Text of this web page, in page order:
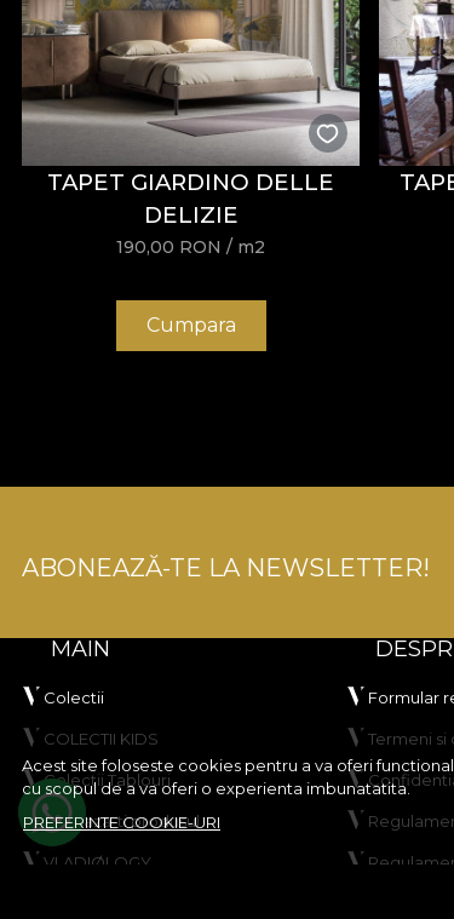
TAPET GIARDINO DELLE
DELIZIE
190,00 RON / m2
Cumpara
Acest site foloseste cookies pentru a va oferi
cu scopul de a va oferi o experienta imbunatatita.
PREFERINTE COOKIE-URI
ABONEAZĂ-TE LA NEWSLETTER!
MAIN
Colectii
COLECTII KIDS
Colectii Tablouri
Creeaza-ti produsul
VLADIØLOGY
Formular
Termeni si